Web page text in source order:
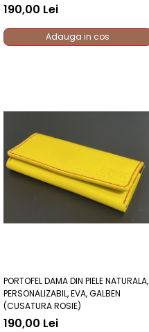
190,00 Lei
Adauga in cos
PORTOFEL DAMA DIN PIELE NATURALA,
PERSONALIZABIL, EVA, GALBEN
(CUSATURA ROSIE)
190,00 Lei